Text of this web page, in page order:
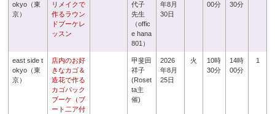
okyo（東
京）
リメイクで
作るラウン
ドブーケレ
ッスン
代子
先生
（offic
e hana
801）
年8月
30日
00分
30分
east side t
okyo（東
京）
店内のお好
きなカゴ＆
造花で作る
カゴバック
ブーケ（ブ
ート二ア付
甲斐田
祥子
(Roset
ta主
催)
2026
年8月
25日
火
10時
30分
14時
00分
1